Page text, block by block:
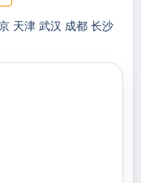
天津 武汉 成都 长沙